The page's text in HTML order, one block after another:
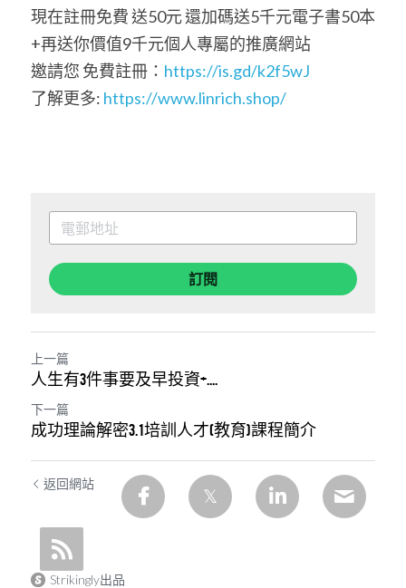
現在註冊免費 送50元 還加碼送5千元電子書50本
+再送你價值9千元個人專屬的推廣網站
邀請您 免費註冊： https://is.gd/k2f5wJ
了解更多: https://www.linrich.shop/
訂閱
上一篇
人生有3件事要及早投資+....
下一篇
成功理論解密3.1培訓人才(教育)課程簡介
返回網站
Strikingly出品